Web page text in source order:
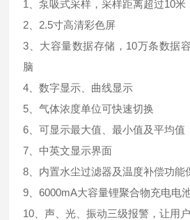
1、泵吸式采样，采样距离超过10米
2、2.5寸高清彩色屏
3、大容量数据存储，10万条数据
脑
4、数字显示、曲线显示
5、气体浓度单位可快速切换
6、可显示最大值、最小值及平均值
7、中英文显示界面
8、内置水尘过滤器及温度补偿功能
9、6000mA大容量锂聚合物充电电
10、声、光、振动三级报警，让用